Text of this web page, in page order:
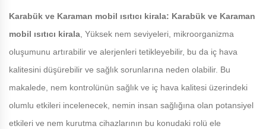
Karabük ve Karaman mobil ısıtıcı kirala: Karabük ve Karaman
mobil ısıtıcı kirala , Yüksek nem seviyeleri, mikroorganizma
oluşumunu artırabilir ve alerjenleri tetikleyebilir, bu da iç hava
kalitesini düşürebilir ve sağlık sorunlarına neden olabilir. Bu
makalede, nem kontrolünün sağlık ve iç hava kalitesi üzerindeki
olumlu etkileri incelenecek, nemin insan sağlığına olan potansiyel
etkileri ve nem kurutma cihazlarının bu konudaki rolü ele